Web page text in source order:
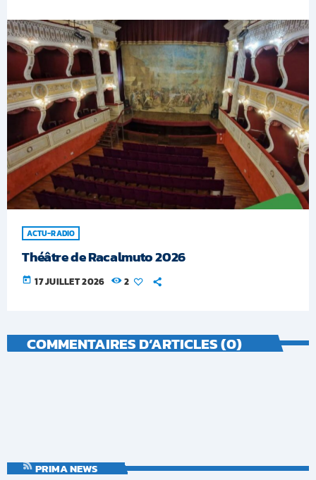
ACTU-RADIO
Théâtre de Racalmuto 2026
today 17 JUILLET 2026 2
COMMENTAIRES D’ARTICLES (0)
PRIMA NEWS